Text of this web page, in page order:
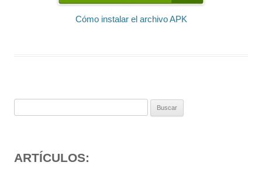
Cómo instalar el archivo APK
ARTÍCULOS: